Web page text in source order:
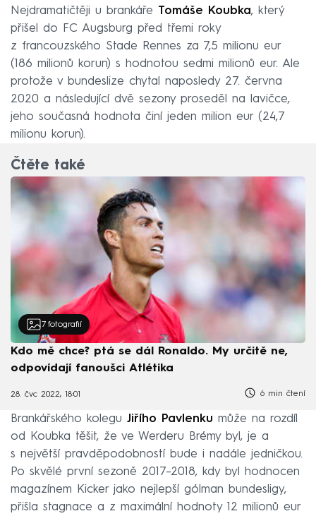
Nejdramatičtěji u brankáře Tomáše Koubka, který
přišel do FC Augsburg před třemi roky
z francouzského Stade Rennes za 7,5 milionu eur
(186 milionů korun) s hodnotou sedmi milionů eur. Ale
protože v bundeslize chytal naposledy 27. června
2020 a následující dvě sezony proseděl na lavičce,
jeho současná hodnota činí jeden milion eur (24,7
milionu korun).
Čtěte také
7 fotografií
Kdo mě chce? ptá se dál Ronaldo. My určitě ne,
odpovídají fanoušci Atlétika
28. čvc 2022, 18:01 6 min čtení
Brankářského kolegu Jiřího Pavlenku může na rozdíl
od Koubka těšit, že ve Werderu Brémy byl, je a
s největší pravděpodobností bude i nadále jedničkou.
Po skvělé první sezoně 2017–2018, kdy byl hodnocen
magazínem Kicker jako nejlepší gólman bundesligy,
přišla stagnace a z maximální hodnoty 12 milionů eur